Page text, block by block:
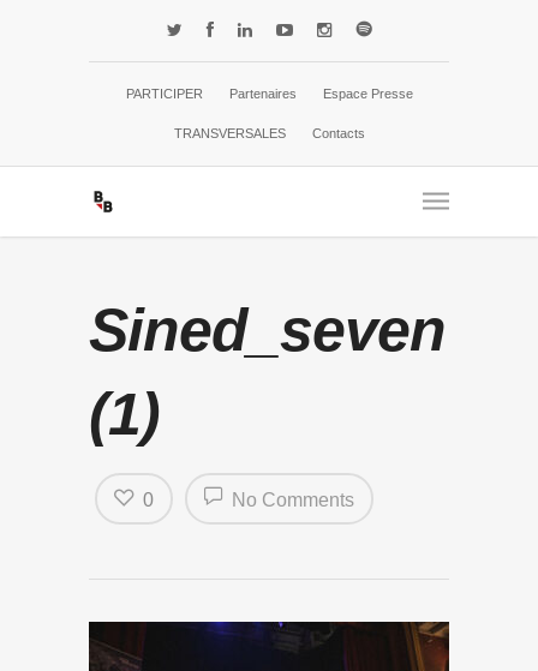
PARTICIPER Partenaires Espace Presse
TRANSVERSALES Contacts
Sined_seven
(1)
No Comments
0